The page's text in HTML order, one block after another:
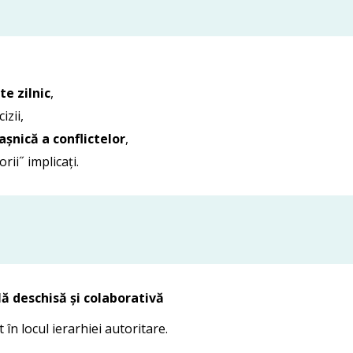
zilnic,
a conflictelor,
implicați.
deschisă și colaborativă
în locul ierarhiei autoritare.